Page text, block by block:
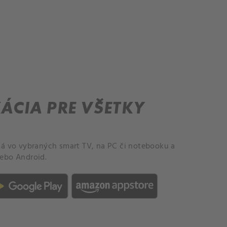
PRE VŠETKY
vo vybraných smart TV, na PC či notebooku a
Android.